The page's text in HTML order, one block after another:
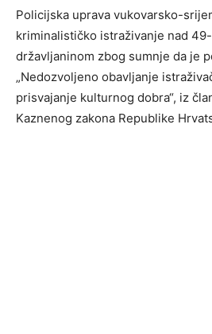
Policijska uprava vukovarsko-
kriminalističko istraživanje nad
državljaninom zbog sumnje da je
„Nedozvoljeno obavljanje
prisvajanje kulturnog dobra“, iz
Kaznenog zakona Republike